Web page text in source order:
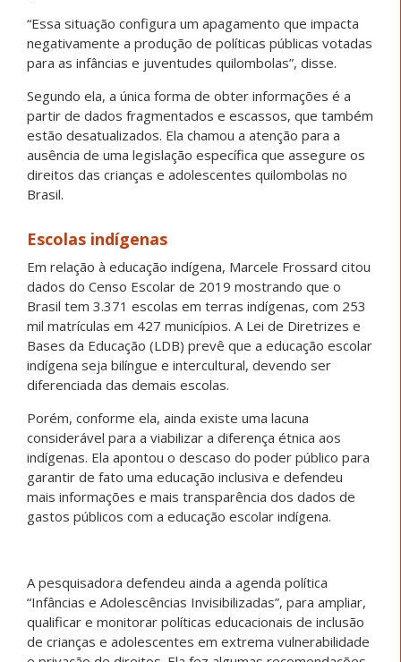
“Essa situação configura um apagamento que impacta
negativamente a produção de políticas públicas votadas
para as infâncias e juventudes quilombolas”, disse.
Segundo ela, a única forma de obter informações é a
partir de dados fragmentados e escassos, que também
estão desatualizados. Ela chamou a atenção para a
ausência de uma legislação específica que assegure os
direitos das crianças e adolescentes quilombolas no
Brasil.
Escolas indígenas
Em relação à educação indígena, Marcele Frossard citou
dados do Censo Escolar de 2019 mostrando que o
Brasil tem 3.371 escolas em terras indígenas, com 253
mil matrículas em 427 municípios. A Lei de Diretrizes e
Bases da Educação (LDB) prevê que a educação escolar
indígena seja bilíngue e intercultural, devendo ser
diferenciada das demais escolas.
Porém, conforme ela, ainda existe uma lacuna
considerável para a viabilizar a diferença étnica aos
indígenas. Ela apontou o descaso do poder público para
garantir de fato uma educação inclusiva e defendeu
mais informações e mais transparência dos dados de
gastos públicos com a educação escolar indígena.
A pesquisadora defendeu ainda a agenda política
“Infâncias e Adolescências Invisibilizadas”, para ampliar,
qualificar e monitorar políticas educacionais de inclusão
de crianças e adolescentes em extrema vulnerabilidade